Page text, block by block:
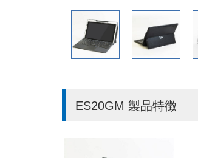
ES20GM 製品特徴